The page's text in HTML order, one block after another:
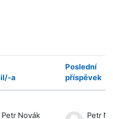
17
a
Poslední
příspěvek
Petr Novák
Petr